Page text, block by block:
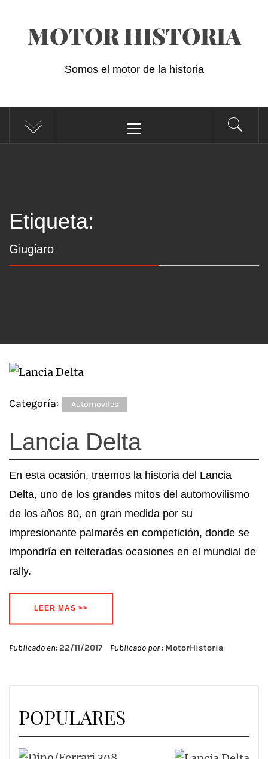
contenidoMOTOR HISTORIA
Somos el motor de la historia
principal
Etiqueta:
Giugiaro
Categoría: Automoviles
Lancia Delta
En esta ocasión, traemos la historia del Lancia
Delta, uno de los grandes mitos del automovilismo
de los años 80, en gran medida por su
impresionante palmarés en competición, donde se
impondría en reiteradas ocasiones en el mundial de
rally.
LEER MAS >>
Publicado en:22/11/2017 Publicado por : MotorHistoria
POPULARES